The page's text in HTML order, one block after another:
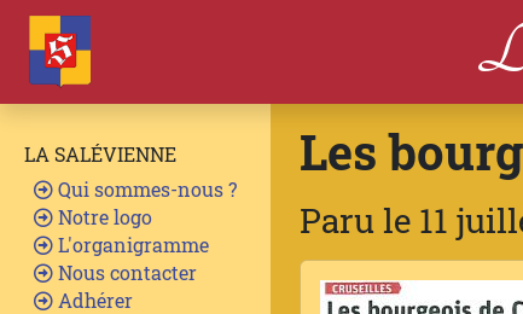
LA SALÉVIENNE
Qui sommes-nous ?
Notre logo
L'organigramme
Nous contacter
Adhérer
Les
Paru le 11